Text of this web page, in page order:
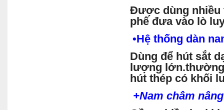
Được dùng nhiều
phế đưa vào lò
•Hệ thống dàn
Dùng để hút sắt
lượng lớn.thường
hút thép có khối
+Nam châm